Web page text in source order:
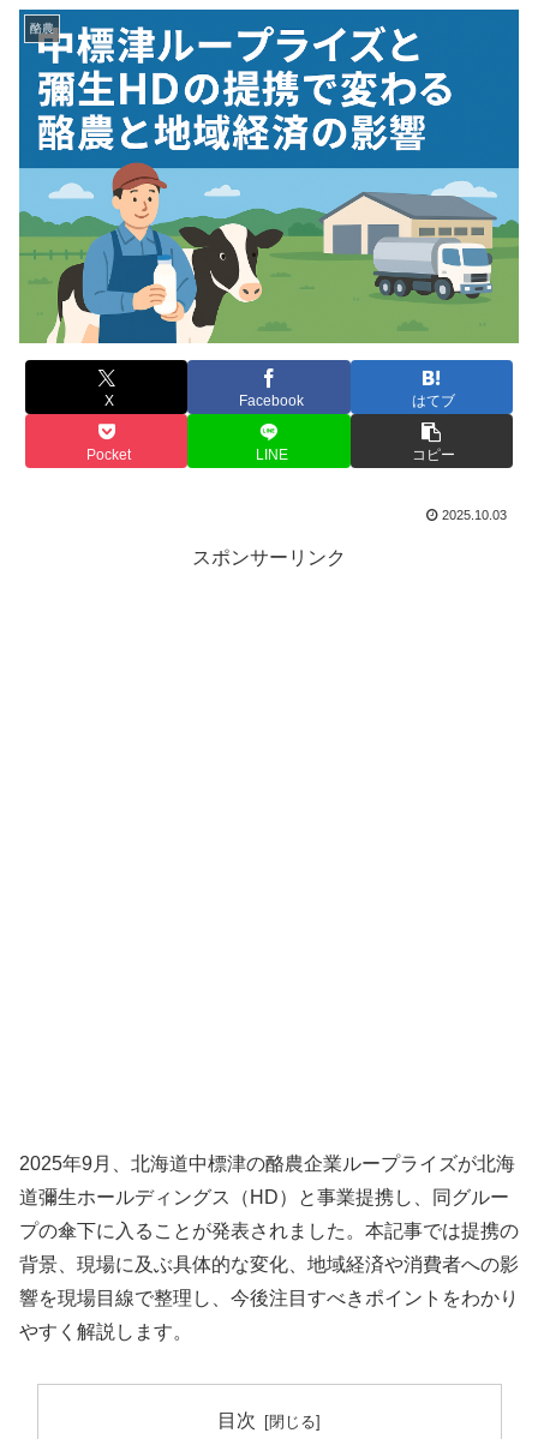
酪農
X Facebook はてブ
Pocket LINE コピー
2025.10.03
スポンサーリンク
2025年9月、北海道中標津の酪農企業ループライズが北海
道彌生ホールディングス（HD）と事業提携し、同グルー
プの傘下に入ることが発表されました。本記事では提携の
背景、現場に及ぶ具体的な変化、地域経済や消費者への影
響を現場目線で整理し、今後注目すべきポイントをわかり
やすく解説します。
目次